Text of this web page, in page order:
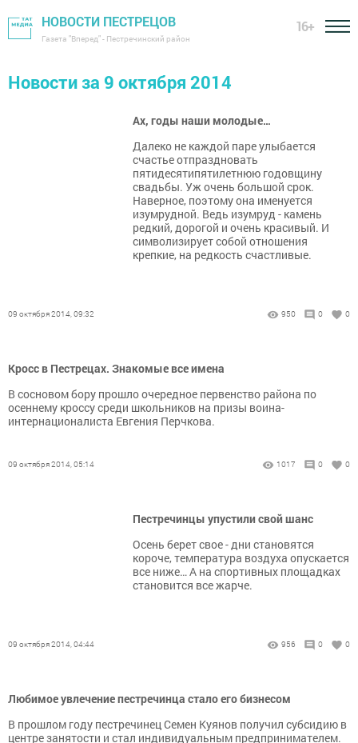
НОВОСТИ ПЕСТРЕЦОВ
Газета "Вперед" - Пестречинский район
16+
Новости за 9 октября 2014
Ах, годы наши молодые…
Далеко не каждой паре улыбается
счастье отпраздновать
пятидесятипятилетнюю годовщину
свадьбы. Уж очень большой срок.
Наверное, поэтому она именуется
изумрудной. Ведь изумруд - камень
редкий, дорогой и очень красивый. И
символизирует собой отношения
крепкие, на редкость счастливые.
09 октября 2014, 09:32 950 0 0
Кросс в Пестрецах. Знакомые все имена
В сосновом бору прошло очередное первенство района по
осеннему кроссу среди школьников на призы воина-
интернационалиста Евгения Перчкова.
09 октября 2014, 05:14 1017 0 0
Пестречинцы упустили свой шанс
Осень берет свое - дни становятся
короче, температура воздуха опускается
все ниже… А на спортивных площадках
становится все жарче.
09 октября 2014, 04:44 956 0 0
Любимое увлечение пестречинца стало его бизнесом
В прошлом году пестречинец Семен Куянов получил субсидию в
центре занятости и стал индивидуальным предпринимателем.